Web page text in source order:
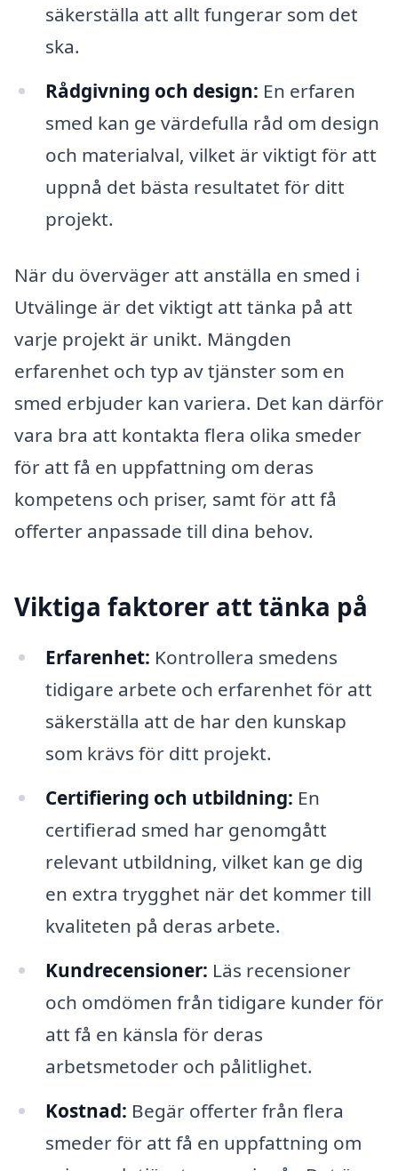
säkerställa att allt fungerar som det
ska.
Rådgivning och design: En erfaren
smed kan ge värdefulla råd om design
och materialval, vilket är viktigt för att
uppnå det bästa resultatet för ditt
projekt.
När du överväger att anställa en smed i
Utvälinge är det viktigt att tänka på att
varje projekt är unikt. Mängden
erfarenhet och typ av tjänster som en
smed erbjuder kan variera. Det kan därför
vara bra att kontakta flera olika smeder
för att få en uppfattning om deras
kompetens och priser, samt för att få
offerter anpassade till dina behov.
Viktiga faktorer att tänka på
Erfarenhet: Kontrollera smedens
tidigare arbete och erfarenhet för att
säkerställa att de har den kunskap
som krävs för ditt projekt.
Certifiering och utbildning: En
certifierad smed har genomgått
relevant utbildning, vilket kan ge dig
en extra trygghet när det kommer till
kvaliteten på deras arbete.
Kundrecensioner: Läs recensioner
och omdömen från tidigare kunder för
att få en känsla för deras
arbetsmetoder och pålitlighet.
Kostnad: Begär offerter från flera
smeder för att få en uppfattning om